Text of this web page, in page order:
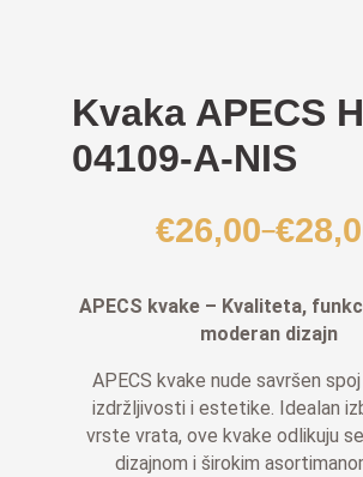
Kvaka APECS
04109-A-NIS
€26,00–€
Raspon
od
€26,00
€28,00
APECS kvake – Kvaliteta,
moderan dizajn
APECS kvake nude savršen
izdržljivosti i estetike. Idealan
vrste vrata, ove kvake odlikuju
dizajnom i širokim